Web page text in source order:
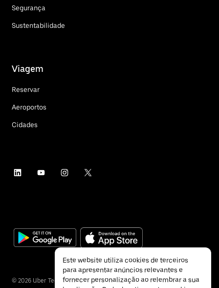
Segurança
Sustentabilidade
Viagem
Reservar
Aeroportos
Cidades
© 2026 Uber Technologies Inc.
Este website utiliza cookies de terceiros
para apresentar anúncios relevantes e
fornecer personalização ao relembrar a sua